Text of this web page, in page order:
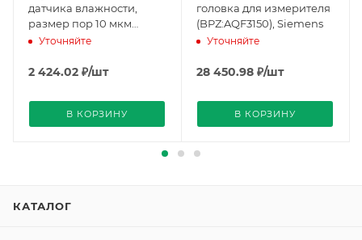
датчика влажности,
размер пор 10 мкм
(BPZ:AQF3101), Siemens
Уточняйте
2 424.02 ₽/шт
В КОРЗИНУ
головка для измерителя
(BPZ:AQF3150), Siemens
Уточняйте
28 450.98 ₽/шт
В КОРЗИНУ
КАТАЛОГ